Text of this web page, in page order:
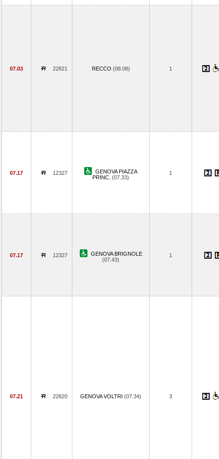
07.03 22821 RECCO (08.08) 1
07.17 12327
GENOVA PIAZZA
PRINC. (07.33)
1
07.17 12327
GENOVA BRIGNOLE
(07.43)
1
07.21 22820 GENOVA VOLTRI (07.34) 3